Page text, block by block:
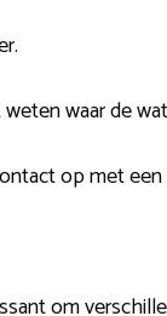
waar de
op met
om